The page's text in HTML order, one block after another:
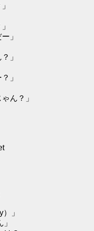
」
」
」
ん？」
」